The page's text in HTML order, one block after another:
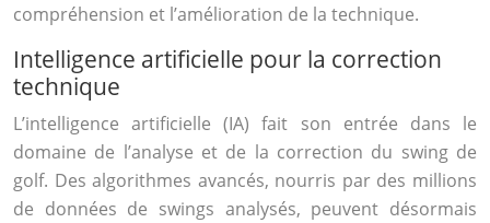
compréhension et l’amélioration de la technique.
Intelligence artificielle pour la correction
technique
L’intelligence artificielle (IA) fait son entrée dans le
domaine de l’analyse et de la correction du swing de
golf. Des algorithmes avancés, nourris par des millions
de données de swings analysés, peuvent désormais